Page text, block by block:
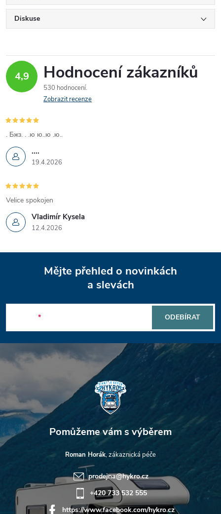
Diskuse
4,9 Hodnocení zákazníků
530 hodnocení
Zobrazit recenze
....
19.4.2026
. Бжз. . .ю ю..ю .ю..
Vladimír Kysela
12.4.2026
Velice spokojen
p
a
t
í
Mějte přehled o novinkách
a slevách
ODEBÍRAT
Roman Horák
prodejna@hykro.cz
+420 733 532 555
https://www.facebook.com/hykro.cz